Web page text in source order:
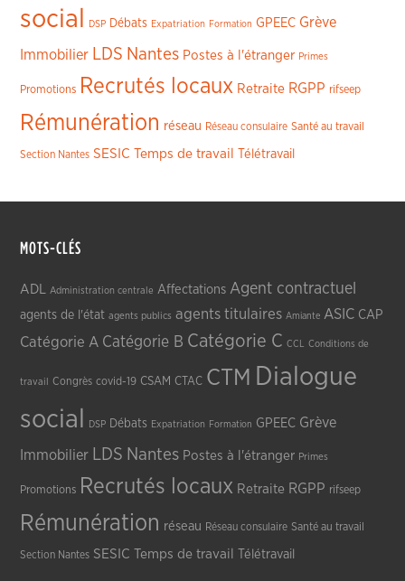
social
DSP Débats Expatriation Formation GPEEC Grève
Immobilier LDS Nantes Postes à l'étranger Primes
Promotions Recrutés locaux Retraite RGPP rifseep
Rémunération réseau Réseau consulaire Santé au travail
Section Nantes SESIC Temps de travail Télétravail
MOTS-CLÉS
ADL Administration centrale Affectations Agent contractuel
agents de l'état agents publics agents titulaires Amiante ASIC CAP
Catégorie A Catégorie B Catégorie C CCL Conditions de
travail Congrès covid-19 CSAM CTAC CTM Dialogue
social
DSP Débats Expatriation Formation GPEEC Grève
Immobilier LDS Nantes Postes à l'étranger Primes
Promotions Recrutés locaux Retraite RGPP rifseep
Rémunération réseau Réseau consulaire Santé au travail
Section Nantes SESIC Temps de travail Télétravail